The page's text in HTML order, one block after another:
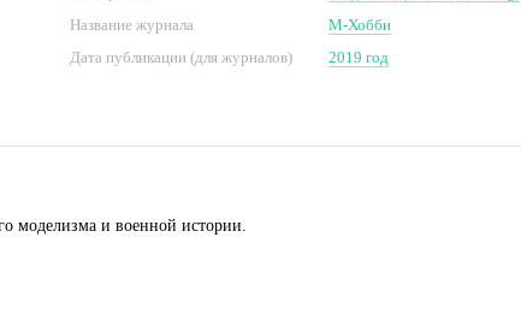
Название журнала
М-Хобби
Дата публикации (для журналов)
2019 год
моделизма и военной истории.